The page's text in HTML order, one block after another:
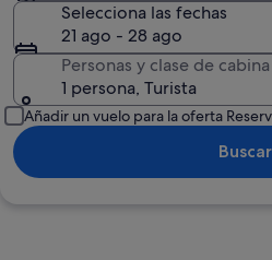
Selecciona las fechas
21 ago - 28 ago
Personas y clase de cabina
1 persona, Turista
Añadir un vuelo para la oferta
Buscar